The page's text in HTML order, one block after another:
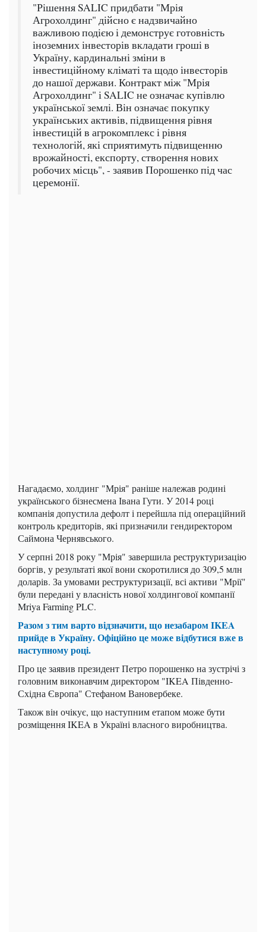
"Рішення SALIC придбати "Мрія
Агрохолдинг" дійсно є надзвичайно
важливою подією і демонструє готовність
іноземних інвесторів вкладати гроші в
Україну, кардинальні зміни в
інвестиційному кліматі та щодо інвесторів
до нашої держави. Контракт між "Мрія
Агрохолдинг" і SALIC не означає купівлю
української землі. Він означає покупку
українських активів, підвищення рівня
інвестицій в агрокомплекс і рівня
технологій, які сприятимуть підвищенню
врожайності, експорту, створення нових
робочих місць", - заявив Порошенко під час
церемонії.
Нагадаємо, холдинг "Мрія" раніше належав родині
українського бізнесмена Івана Гути. У 2014 році
компанія допустила дефолт і перейшла під операційний
контроль кредиторів, які призначили гендиректором
Саймона Чернявського.
У серпні 2018 року "Мрія" завершила реструктуризацію
боргів, у результаті якої вони скоротилися до 309,5 млн
доларів. За умовами реструктуризації, всі активи "Мрії"
були передані у власність нової холдингової компанії
Mriya Farming PLC.
Разом з тим варто відзначити, що незабаром IKEA
прийде в Україну. Офіційно це може відбутися вже в
наступному році.
Про це заявив президент Петро порошенко на зустрічі з
головним виконавчим директором "IKEA Південно-
Східна Європа" Стефаном Вановербеке.
Також він очікує, що наступним етапом може бути
розміщення IKEA в Україні власного виробництва.